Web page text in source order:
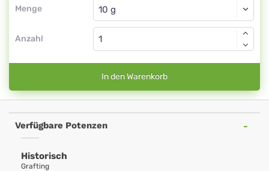
Menge
Anzahl
In den Warenkorb
Verfügbare Potenzen
Historisch
Grafting